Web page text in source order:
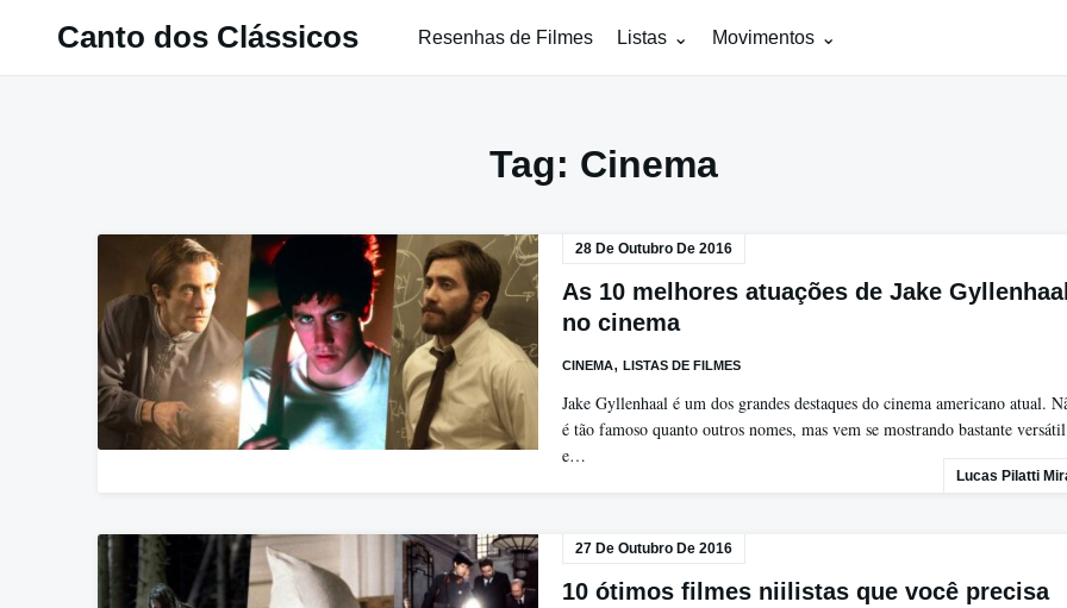
Canto dos Clássicos Resenhas de Filmes Listas Movimentos
Tag: Cinema
28 De Outubro De 2016
As 10 melhores atuações de Jake Gyllenhaal
no cinema
CINEMA, LISTAS DE FILMES
Jake Gyllenhaal é um dos grandes destaques do cinema americano atual.
é tão famoso quanto outros nomes, mas vem se mostrando bastante versátil
e…
Lucas Pilatti
27 De Outubro De 2016
10 ótimos filmes niilistas que você precisa